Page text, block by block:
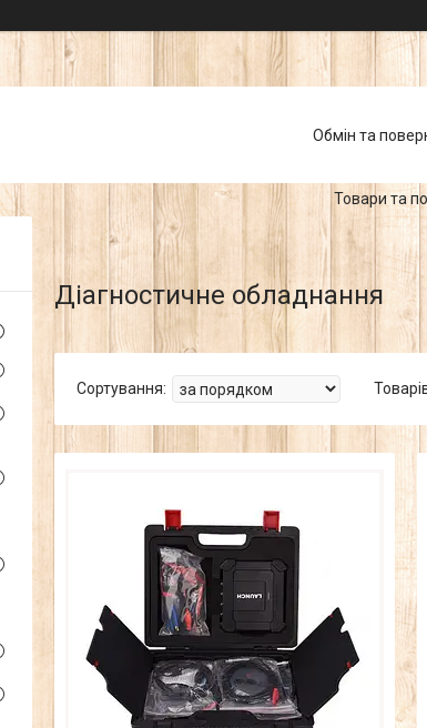
Обмін та
Товари та
Діагностичне обладнання